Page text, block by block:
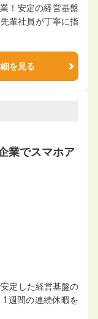
！安定の経営基盤
輩社員が丁寧に指
を見る
業でスマホア
定した経営基盤の
週間の連続休暇を